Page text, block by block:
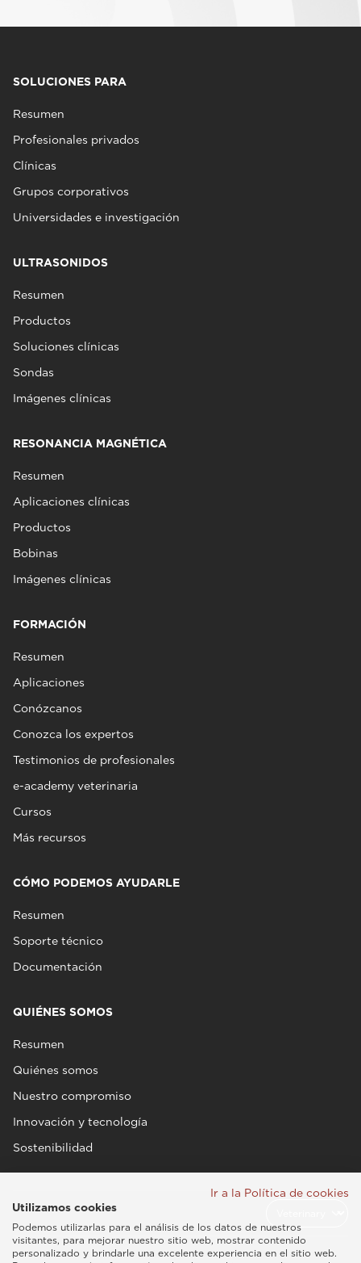
SOLUCIONES PARA
Resumen
Profesionales privados
Clínicas
Grupos corporativos
Universidades e investigación
ULTRASONIDOS
Resumen
Productos
Soluciones clínicas
Sondas
Imágenes clínicas
RESONANCIA MAGNÉTICA
Resumen
Aplicaciones clínicas
Productos
Bobinas
Imágenes clínicas
FORMACIÓN
Resumen
Aplicaciones
Conózcanos
Conozca los expertos
Testimonios de profesionales
e-academy veterinaria
Cursos
Más recursos
CÓMO PODEMOS AYUDARLE
Resumen
Soporte técnico
Documentación
QUIÉNES SOMOS
Resumen
Quiénes somos
Nuestro compromiso
Innovación y tecnología
Sostenibilidad
Ir a la Política de cookies
Utilizamos cookies
Podemos utilizarlas para el análisis de los datos de nuestros
visitantes, para mejorar nuestro sitio web, mostrar contenido
personalizado y brindarle una excelente experiencia en el sitio web.